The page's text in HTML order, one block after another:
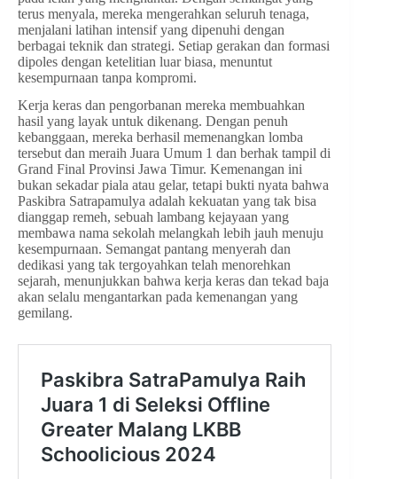
terus menyala, mereka mengerahkan seluruh tenaga,
menjalani latihan intensif yang dipenuhi dengan
berbagai teknik dan strategi. Setiap gerakan dan formasi
dipoles dengan ketelitian luar biasa, menuntut
kesempurnaan tanpa kompromi.
Kerja keras dan pengorbanan mereka membuahkan
hasil yang layak untuk dikenang. Dengan penuh
kebanggaan, mereka berhasil memenangkan lomba
tersebut dan meraih Juara Umum 1 dan berhak tampil di
Grand Final Provinsi Jawa Timur. Kemenangan ini
bukan sekadar piala atau gelar, tetapi bukti nyata bahwa
Paskibra Satrapamulya adalah kekuatan yang tak bisa
dianggap remeh, sebuah lambang kejayaan yang
membawa nama sekolah melangkah lebih jauh menuju
kesempurnaan. Semangat pantang menyerah dan
dedikasi yang tak tergoyahkan telah menorehkan
sejarah, menunjukkan bahwa kerja keras dan tekad baja
akan selalu mengantarkan pada kemenangan yang
gemilang.